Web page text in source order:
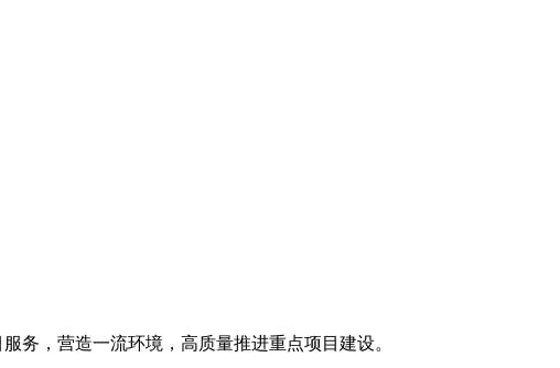
务，营造一流环境，高质量推进重点项目建设。